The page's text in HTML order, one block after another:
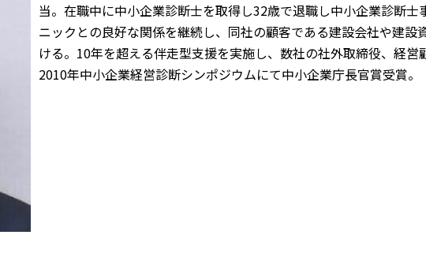
当。在職中に中小企業診断士を取得し32歳で退職し中小企業診断士
ニックとの良好な関係を継続し、同社の顧客である建設会社や建設
ける。10年を超える伴走型支援を実施し、数社の社外取締役、経営
2010年中小企業経営診断シンポジウムにて中小企業庁長官賞受賞。